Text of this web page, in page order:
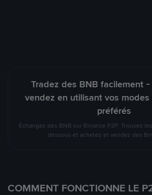
Tradez des BNB facilement
vendez en utilisant vos
préférés
Échangez des BNB sur Binance P2P. Trouvez
dessous et achetez et vendez des
COMMENT FONCTIONNE LE